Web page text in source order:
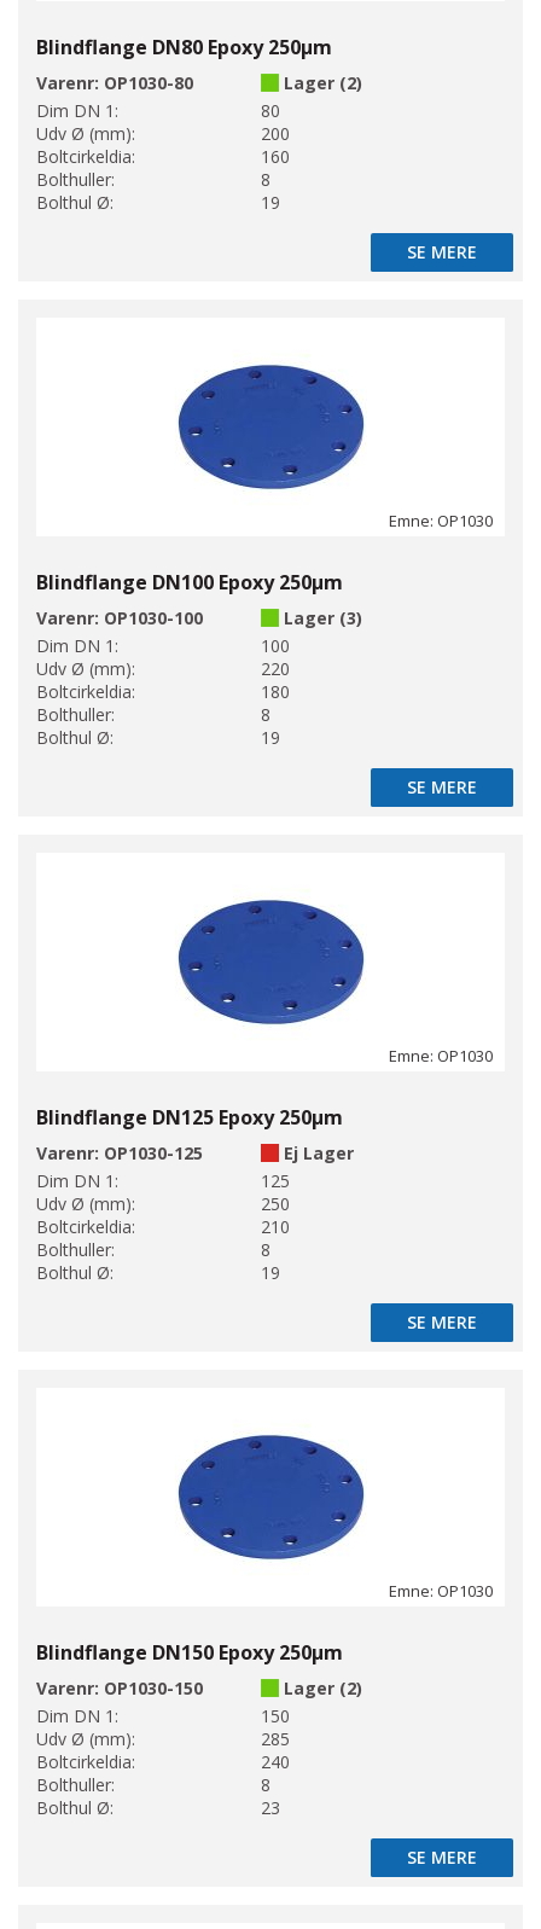
Blindflange DN80 Epoxy 250µm
Varenr: OP1030-80
Lager (2)
Dim DN 1:
80
Udv Ø (mm):
200
Boltcirkeldia:
160
Bolthuller:
8
Bolthul Ø:
19
SE MERE
SE MERE
Emne: OP1030
Blindflange DN100 Epoxy 250µm
Varenr: OP1030-100
Lager (3)
Dim DN 1:
100
Udv Ø (mm):
220
Boltcirkeldia:
180
Bolthuller:
8
Bolthul Ø:
19
SE MERE
SE MERE
Emne: OP1030
Blindflange DN125 Epoxy 250µm
Varenr: OP1030-125
Ej Lager
Dim DN 1:
125
Udv Ø (mm):
250
Boltcirkeldia:
210
Bolthuller:
8
Bolthul Ø:
19
SE MERE
SE MERE
Emne: OP1030
Blindflange DN150 Epoxy 250µm
Varenr: OP1030-150
Lager (2)
Dim DN 1:
150
Udv Ø (mm):
285
Boltcirkeldia:
240
Bolthuller:
8
Bolthul Ø:
23
SE MERE
SE MERE